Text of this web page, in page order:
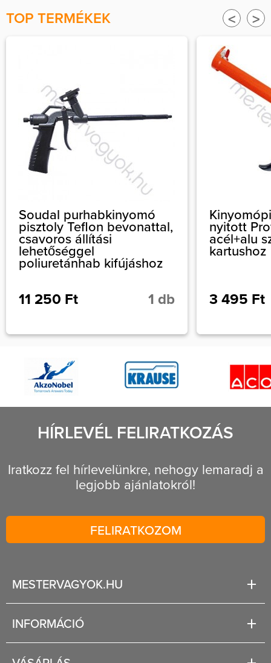
< >
TOP TERMÉKEK
Soudal purhabkinyomó
pisztoly Teflon bevonattal,
csavoros állítási
lehetőséggel
poliuretánhab kifújáshoz
11 250 Ft 1 db
nyitott
acél+alu
kartushoz
3 495 Ft
HÍRLEVÉL FELIRATKOZÁS
Iratkozz fel hírlevelünkre, nehogy lemaradj a
legjobb ajánlatokról!
FELIRATKOZOM
MESTERVAGYOK.HU
INFORMÁCIÓ